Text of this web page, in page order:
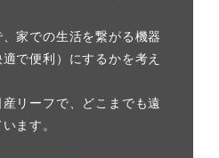
家での生活を繋がる機器
で便利）にするかを考え
リーフで、どこまでも遠
ます。